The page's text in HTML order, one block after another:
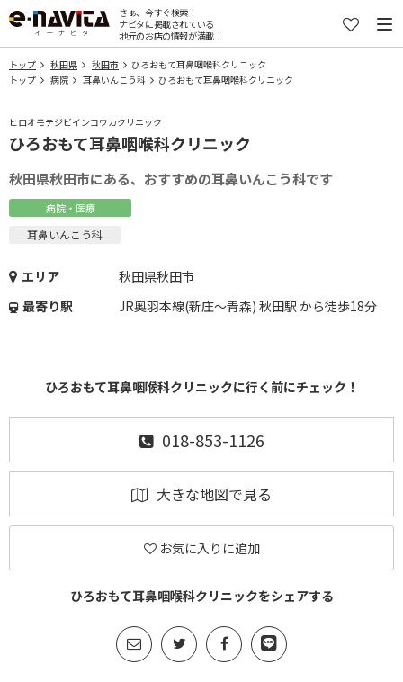
さぁ、今すぐ検索！
ナビタに掲載されている
地元のお店の情報が満載！
トップ 秋田県 秋田市
ひろおもて耳鼻咽喉科クリニック
トップ
病院 耳鼻いんこう科 ひろおもて耳鼻咽喉科クリニック
ヒロオモテジビインコウカクリニック
ひろおもて耳鼻咽喉科クリニック
秋田県秋田市にある、おすすめの耳鼻いんこう科です
病院・医療
耳鼻いんこう科
エリア
秋田県秋田市
最寄り駅
JR奥羽本線(新庄～青森) 秋田駅 から徒歩18分
ひろおもて耳鼻咽喉科クリニックに行く前にチェック！
018-853-1126
大きな地図で見る
お気に入りに追加
ひろおもて耳鼻咽喉科クリニックをシェアする